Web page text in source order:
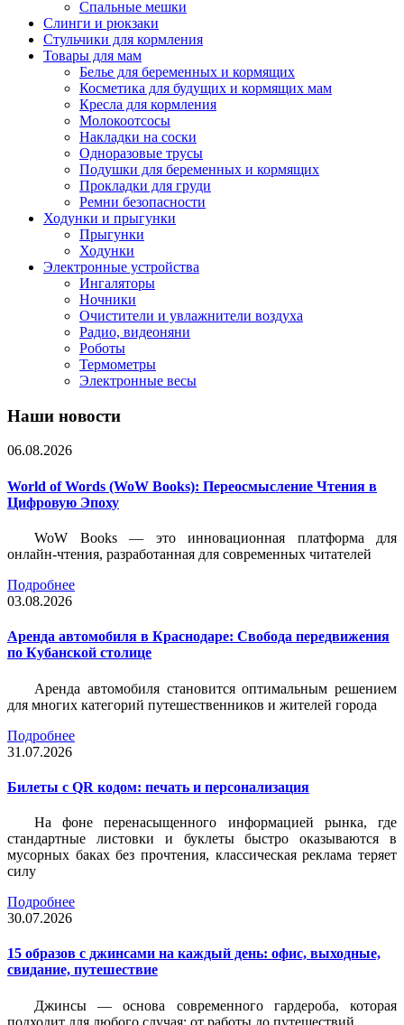
Спальные мешки
Слинги и рюкзаки
Стульчики для кормления
Товары для мам
Белье для беременных и кормящих
Косметика для будущих и кормящих мам
Кресла для кормления
Молокоотсосы
Накладки на соски
Одноразовые трусы
Подушки для беременных и кормящих
Прокладки для груди
Ремни безопасности
Ходунки и прыгунки
Прыгунки
Ходунки
Электронные устройства
Ингаляторы
Ночники
Очистители и увлажнители воздуха
Радио, видеоняни
Роботы
Термометры
Электронные весы
Наши новости
06.08.2026
World of Words (WoW Books): Переосмысление Чтения в
Цифровую Эпоху
WoW Books — это инновационная платформа для
онлайн-чтения, разработанная для современных читателей
Подробнее
03.08.2026
Аренда автомобиля в Краснодаре: Свобода передвижения
по Кубанской столице
Аренда автомобиля становится оптимальным решением
для многих категорий путешественников и жителей города
Подробнее
31.07.2026
Билеты c QR кодом: печать и персонализация
На фоне перенасыщенного информацией рынка, где
стандартные листовки и буклеты быстро оказываются в
мусорных баках без прочтения, классическая реклама теряет
силу
Подробнее
30.07.2026
15 образов с джинсами на каждый день: офис, выходные,
свидание, путешествие
Джинсы — основа современного гардероба, которая
подходит для любого случая: от работы до путешествий